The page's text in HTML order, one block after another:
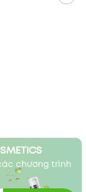
chương trình